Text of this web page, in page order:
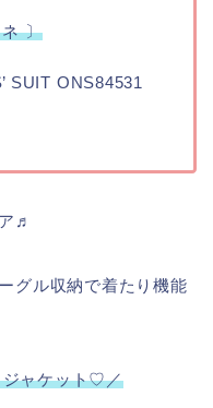
〕
SUIT ONS84531
♬
グル収納で着たり機能
ジャケット♡／